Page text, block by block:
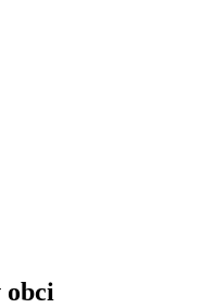
obci